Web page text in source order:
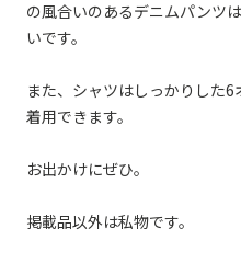
の風合いのあるデニムパンツ
いです。
また、シャツはしっかりした
着用できます。
お出かけにぜひ。
掲載品以外は私物です。